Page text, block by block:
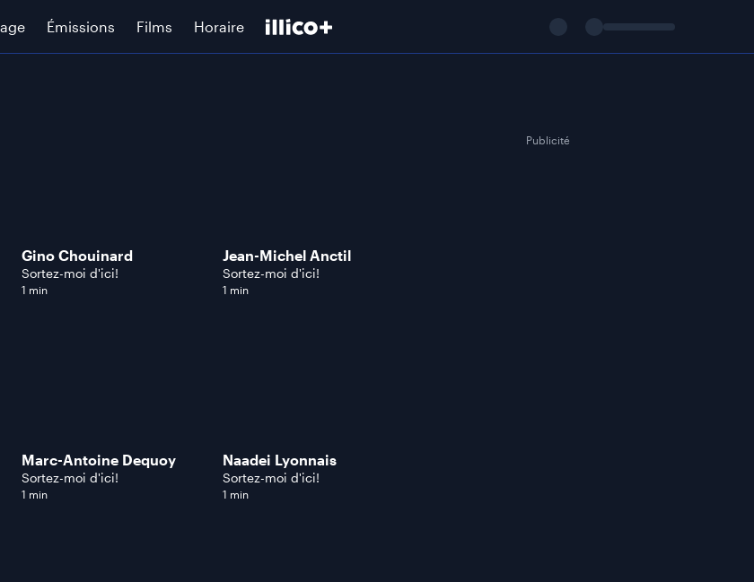
Émissions Films Horaire
Gino Chouinard
Sortez-moi d'ici!
1 min
Jean-Michel Anctil
Sortez-moi d'ici!
1 min
Marc-Antoine Dequoy
Sortez-moi d'ici!
1 min
Naadei Lyonnais
Sortez-moi d'ici!
1 min
Publicité